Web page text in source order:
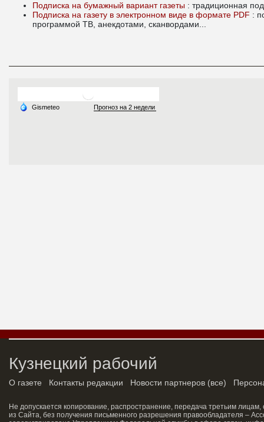
Подписка на бумажный вариант газеты : традиционная
Подписка на газету в электронном виде в формате PDF :
программой ТВ, анекдотами, сканвордами...
Кузнецкий рабочий
О газете Контакты редакции Новости партнеров (все)
Не допускается копирование, распространение, передача третьим
из Сайта, без получения письменного разрешения правообладателя –